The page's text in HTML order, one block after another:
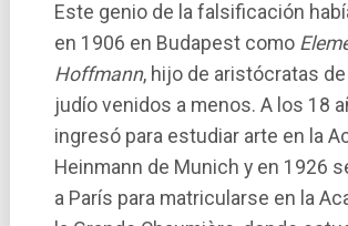
Este genio de la falsificación
en 1906 en Budapest como
Hoffmann, hijo de aristócratas
judío venidos a menos. A los 18
ingresó para estudiar arte en la
Heinmann de Munich y en 1926
a Parí­s para matricularse en la